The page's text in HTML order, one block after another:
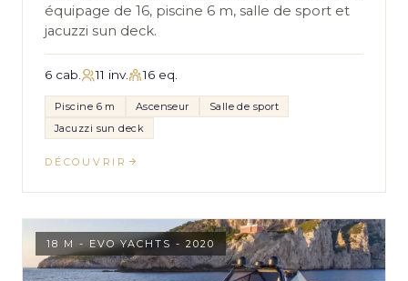
équipage de 16, piscine 6 m, salle de sport et
jacuzzi sun deck.
6 cab. 11 inv. 16 eq.
Piscine 6 m Ascenseur
Salle de sport
Jacuzzi sun deck
DÉCOUVRIR
18 M - EVO YACHTS - 2020